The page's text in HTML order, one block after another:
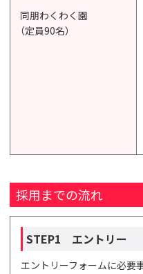
同朋わくわく園
（定員90名）
採用までの流れ
STEP1 エントリー
エントリーフォームに必要